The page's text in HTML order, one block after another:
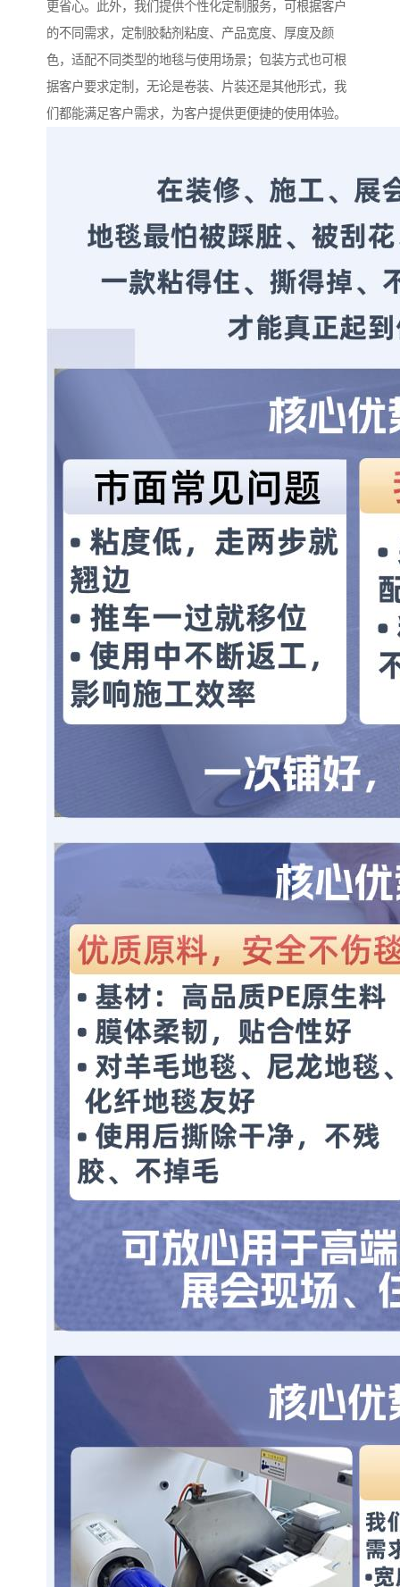
更省心。此外，我们提供个性化定制服务，可根据客户
的不同需求，定制胶黏剂粘度、产品宽度、厚度及颜
色，适配不同类型的地毯与使用场景；包装方式也可根
据客户要求定制，无论是卷装、片装还是其他形式，我
们都能满足客户需求，为客户提供更便捷的使用体验。